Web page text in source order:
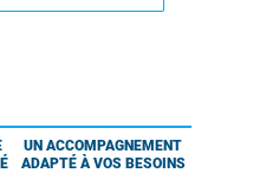
UN ACCOMPAGNEMENT
ADAPTÉ À VOS BESOINS